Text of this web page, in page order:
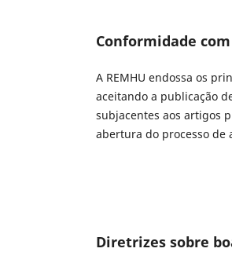
Conformidade
A REMHU endossa os
aceitando a publicação
subjacentes aos artigos
abertura do processo de
Diretrizes sobre